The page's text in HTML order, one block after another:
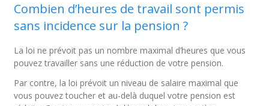
Combien d’heures de travail sont permis
sans incidence sur la pension ?
La loi ne prévoit pas un nombre maximal d’heures que vous
pouvez travailler sans une réduction de votre pension.
Par contre, la loi prévoit un niveau de salaire maximal que
vous pouvez toucher et au-delà duquel votre pension est